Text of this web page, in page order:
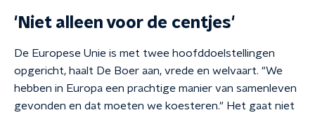
'Niet alleen voor de centjes'
De Europese Unie is met twee hoofddoelstellingen
opgericht, haalt De Boer aan, vrede en welvaart. "We
hebben in Europa een prachtige manier van samenleven
gevonden en dat moeten we koesteren." Het gaat niet